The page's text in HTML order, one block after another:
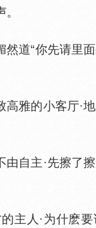
道“你先请里面
雅的小客厅·地
自主·先擦了擦
人·为什麽要